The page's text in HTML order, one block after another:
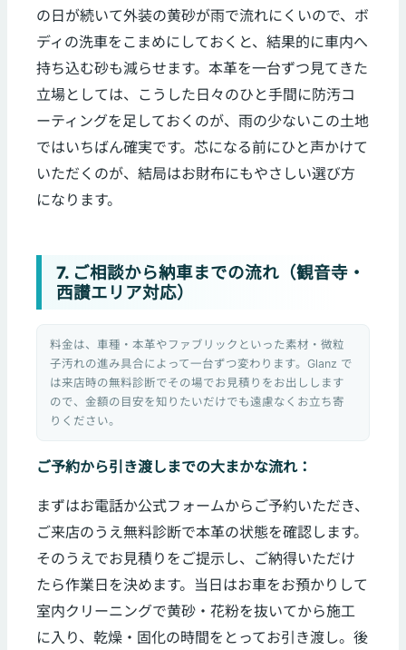
の日が続いて外装の黄砂が雨で流れにくいので、ボ
ディの洗車をこまめにしておくと、結果的に車内へ
持ち込む砂も減らせます。本革を一台ずつ見てきた
立場としては、こうした日々のひと手間に防汚コ
ーティングを足しておくのが、雨の少ないこの土地
ではいちばん確実です。芯になる前にひと声かけて
いただくのが、結局はお財布にもやさしい選び方
になります。
7. ご相談から納車までの流れ（観音寺・
西讃エリア対応）
料金は、車種・本革やファブリックといった素材・微粒
子汚れの進み具合によって一台ずつ変わります。Glanz で
は来店時の無料診断でその場でお見積りをお出しします
ので、金額の目安を知りたいだけでも遠慮なくお立ち寄
りください。
ご予約から引き渡しまでの大まかな流れ：
まずはお電話か公式フォームからご予約いただき、
ご来店のうえ無料診断で本革の状態を確認します。
そのうえでお見積りをご提示し、ご納得いただけ
たら作業日を決めます。当日はお車をお預かりして
室内クリーニングで黄砂・花粉を抜いてから施工
に入り、乾燥・固化の時間をとってお引き渡し。後